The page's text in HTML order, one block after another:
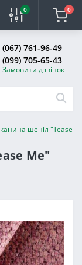
0 0
(067) 761-96-49
(099) 705-65-43
Замовити дзвінок
шеніл "Tease
Me"